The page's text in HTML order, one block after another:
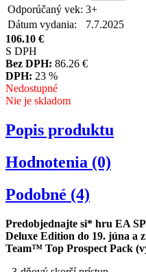
Odporúčaný vek: 3+
Dátum vydania:
7.7.2025
106.10 €
S DPH
Bez DPH: 86.26 €
DPH: 23 %
Nedostupné
Nie je skladom
Popis produktu
Hodnotenia (0)
Podobné (4)
Predobjednajte si* hru EA
Deluxe Edition do 19. júna a
Team™ Top Prospect Pack